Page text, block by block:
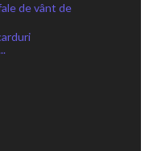
de vânt de